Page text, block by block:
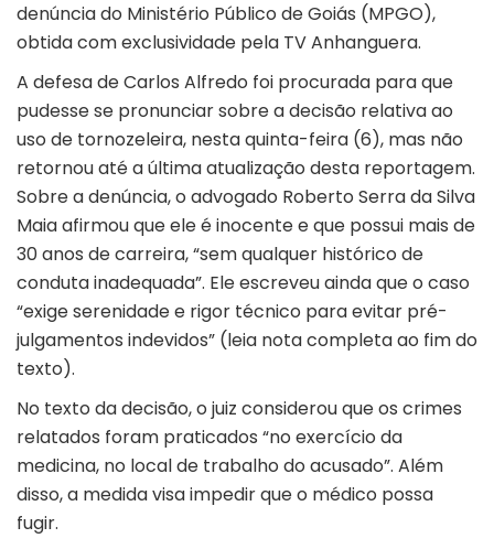
denúncia do Ministério Público de Goiás (MPGO),
obtida com exclusividade pela TV Anhanguera.
A defesa de Carlos Alfredo foi procurada para que
pudesse se pronunciar sobre a decisão relativa ao
uso de tornozeleira, nesta quinta-feira (6), mas não
retornou até a última atualização desta reportagem.
Sobre a denúncia, o advogado Roberto Serra da Silva
Maia afirmou que ele é inocente e que possui mais de
30 anos de carreira, “sem qualquer histórico de
conduta inadequada”. Ele escreveu ainda que o caso
“exige serenidade e rigor técnico para evitar pré-
julgamentos indevidos” (leia nota completa ao fim do
texto).
No texto da decisão, o juiz considerou que os crimes
relatados foram praticados “no exercício da
medicina, no local de trabalho do acusado”. Além
disso, a medida visa impedir que o médico possa
fugir.